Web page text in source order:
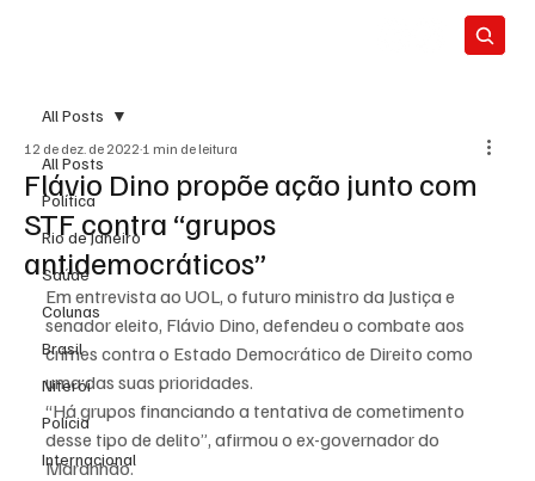
All Posts
Política
Rio de Janeiro
Saúde
Colunas
Brasil
Niterói
Polícia
Internacional
All Posts
Flávio Dino propõe ação junto com
STF contra “grupos
antidemocráticos”
12 de dez. de 2022 1 min de leitura
Em entrevista ao UOL, o futuro ministro da Justiça e
senador eleito, Flávio Dino, defendeu o combate aos
crimes contra o Estado Democrático de Direito como
uma das suas prioridades.
“Há grupos financiando a tentativa de cometimento
desse tipo de delito”, afirmou o ex-governador do
Maranhão.